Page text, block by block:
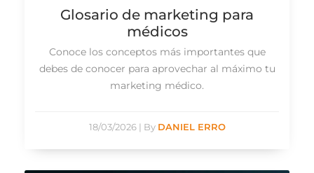
Glosario de marketing para
médicos
Conoce los conceptos más importantes que
debes de conocer para aprovechar al máximo tu
marketing médico.
18/03/2026 | By DANIEL ERRO